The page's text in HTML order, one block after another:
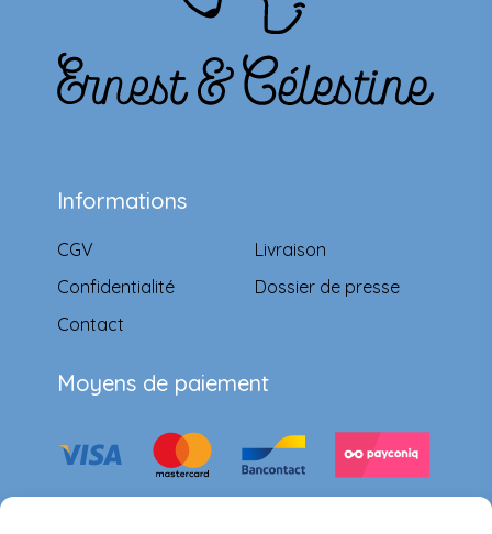
Informations
CGV
Confidentialité
Contact
Livraison
Dossier de presse
Moyens de paiement